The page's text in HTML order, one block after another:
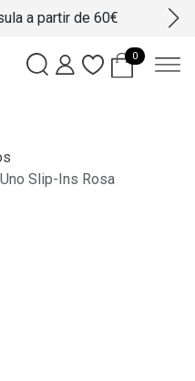
a partir de 60€
0
Slip-Ins Rosa